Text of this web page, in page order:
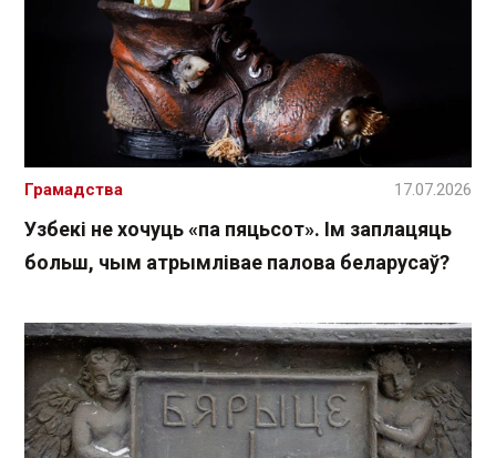
Узбекі не хочуць «па пяцьсот». Ім заплацяць
больш, чым атрымлівае палова беларусаў?
Грамадства 17.07.2026